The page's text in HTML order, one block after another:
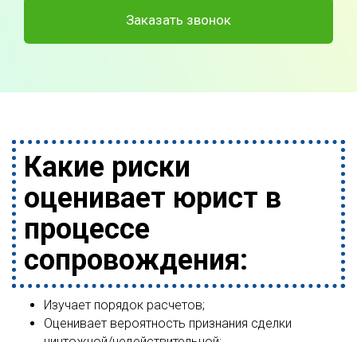
Заказать звонок
Какие риски
оценивает юрист в
процессе
сопровождения:
Изучает порядок расчетов;
Оценивает вероятность признания сделки